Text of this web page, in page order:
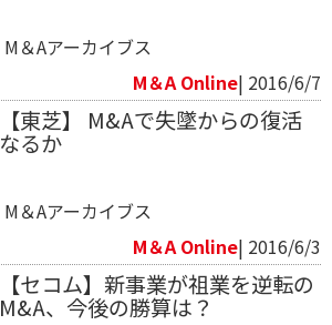
M＆Aアーカイブス
M＆A Online| 2016/6/7
【東芝】 M&Aで失墜からの復活
なるか
M＆Aアーカイブス
M＆A Online| 2016/6/3
【セコム】新事業が祖業を逆転の
M&A、今後の勝算は？